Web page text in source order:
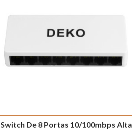
Switch De 8 Portas 10/100mbps Alta